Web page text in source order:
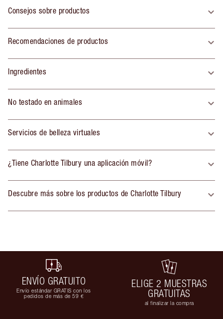
Consejos sobre productos
Recomendaciones de productos
Ingredientes
No testado en animales
Servicios de belleza virtuales
¿Tiene Charlotte Tilbury una aplicación móvil?
Descubre más sobre los productos de Charlotte Tilbury
ENVÍO GRATUITO
Envío estándar GRATIS con los
pedidos de más de 59 €
ELIGE 2 MUESTRAS
GRATUITAS
al finalizar la compra